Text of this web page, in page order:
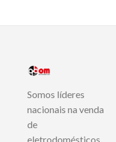
Somos líderes
nacionais na venda
de
eletrodomésticos